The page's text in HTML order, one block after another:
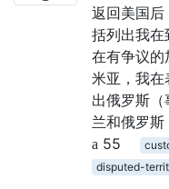
返回美国后
括列出我
在有争议的
米亚，我在
出俄罗斯
兰和俄罗斯
55
disputed-